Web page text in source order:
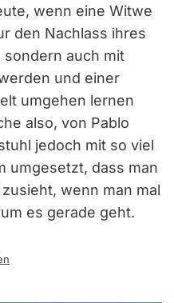
wenn eine Witwe
den Nachlass ihres
sondern auch mit
und einer
umgehen lernen
also, von Pablo
jedoch mit so viel
umgesetzt, dass man
wenn man mal
es gerade geht.